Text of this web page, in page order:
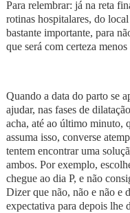
Para relembrar: já na reta
rotinas hospitalares, do
bastante importante, para
que será com certeza
Quando a data do parto se
ajudar, nas fases de
acha, até ao último minuto,
assuma isso, converse
tentem encontrar uma
ambos. Por exemplo,
chegue ao dia P, e não
Dizer que não, não e não e
expectativa para depois lhe